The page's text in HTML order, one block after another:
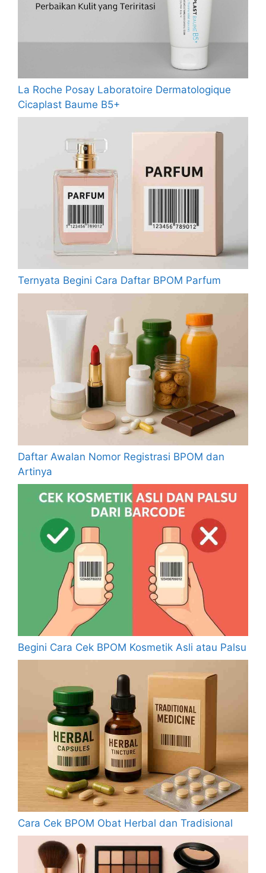
La Roche Posay Laboratoire Dermatologique
Cicaplast Baume B5+
Ternyata Begini Cara Daftar BPOM Parfum
Daftar Awalan Nomor Registrasi BPOM dan
Artinya
Begini Cara Cek BPOM Kosmetik Asli atau Palsu
Cara Cek BPOM Obat Herbal dan Tradisional